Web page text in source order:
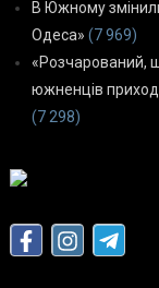
В Южному
Одеса» (7 969)
«Розчарований,
южненців
(7 298)